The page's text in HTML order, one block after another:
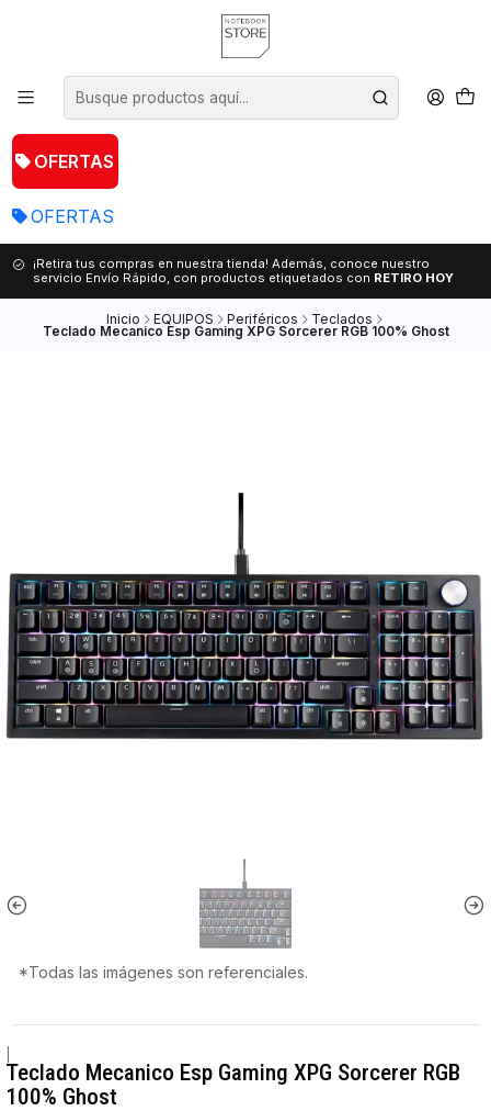
OFERTAS
OFERTAS
¡Retira tus compras en nuestra tienda! Además, conoce nuestro
servicio Envío Rápido, con productos etiquetados con RETIRO HOY
Inicio EQUIPOS Periféricos Teclados
Teclado Mecanico Esp Gaming XPG Sorcerer RGB 100% Ghost
*Todas las imágenes son referenciales.
Teclado Mecanico Esp Gaming XPG Sorcerer RGB
100% Ghost